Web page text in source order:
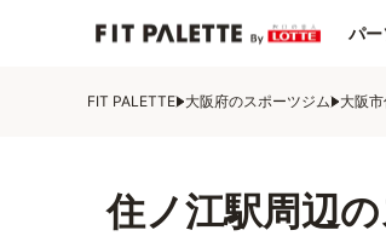
パ
FIT PALETTE 大阪府のスポーツジム 大阪
住ノ江駅周辺